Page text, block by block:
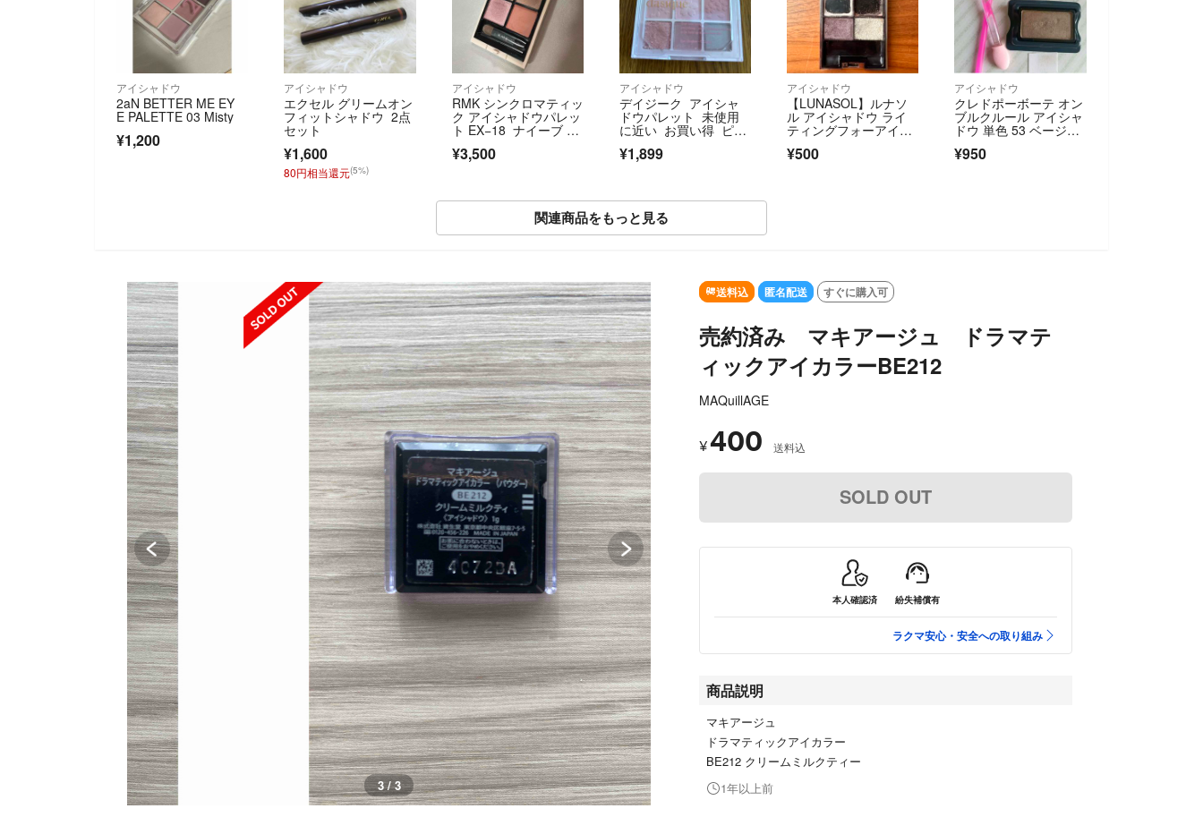
アイシャドウ
2aN BETTER ME EY
E PALETTE 03 Misty
¥1,200
アイシャドウ
エクセル グリームオン
フィットシャドウ 2点
セット
¥1,600
80円相当還元(5%)
アイシャドウ
RMK シンクロマティッ
ク アイシャドウパレッ
ト EX−18 ナイーブ ナ
¥3,500
アイシャドウ
デイジーク アイシャ
ドウパレット 未使用
に近い お買い得 ピン
¥1,899
アイシャドウ
【LUNASOL】ルナソ
ル アイシャドウ ライ
ティングフォーアイ
¥500
アイシャドウ
クレドポーボーテ オン
ブルクルール アイシャ
ドウ 単色 53 ベージ
ップ付 単色
¥950
関連商品をもっと見る
SOLD OUT
SOLD OUT
3 / 3
送料込 匿名配送 すぐに購入可
売約済み マキアージュ ドラマテ
ィックアイカラーBE212
MAQuillAGE
¥400 送料込
SOLD OUT
本人確認済 紛失補償有
ラクマ安心・安全への取り組み
商品説明
マキアージュ
ドラマティックアイカラー
BE212 クリームミルクティー
1年以上前